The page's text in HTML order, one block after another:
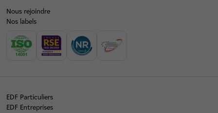
Nous rejoindre
Nos labels
EDF Particuliers
EDF Entreprises